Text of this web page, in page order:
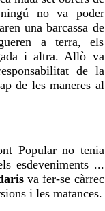
no va poder
una barcassa de
a terra, els
i altra. Allò va
de la
de les maneres al
Popular no tenia
esdeveniments ...
va fer-se càrrec
i les matances.